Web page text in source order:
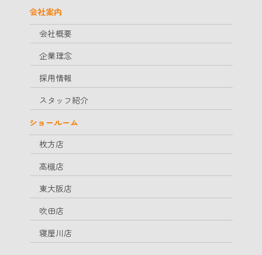
会社案内
会社概要
企業理念
採用情報
スタッフ紹介
ショールーム
枚方店
高槻店
東大阪店
吹田店
寝屋川店